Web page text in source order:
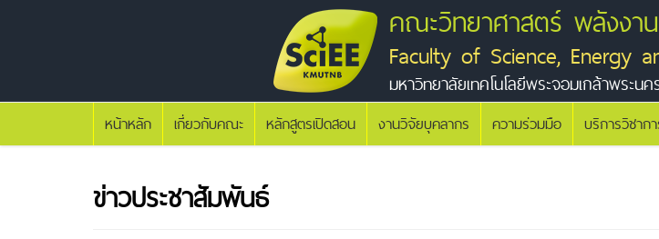
คณะวิทยาศาสตร์ พลังงา
Faculty of Science, Energy
มหาวิทยาลัยเทคโนโลยีพระจอมเกล้าพระน
หน้าหลัก เกี่ยวกับคณะ หลักสูตรเปิดสอน งานวิจัยบุคลากร ความร่วมมือ บริการวิชาก
ข่าวประชาสัมพันธ์